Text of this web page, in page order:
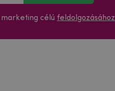
marketing célú feldolgozásához